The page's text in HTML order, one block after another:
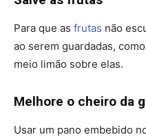
Para que as frutas não
ao serem guardadas,
meio limão sobre elas.
Melhore o cheiro da
Usar um pano embebido